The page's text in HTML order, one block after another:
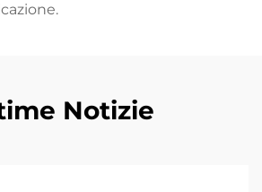
Notizie